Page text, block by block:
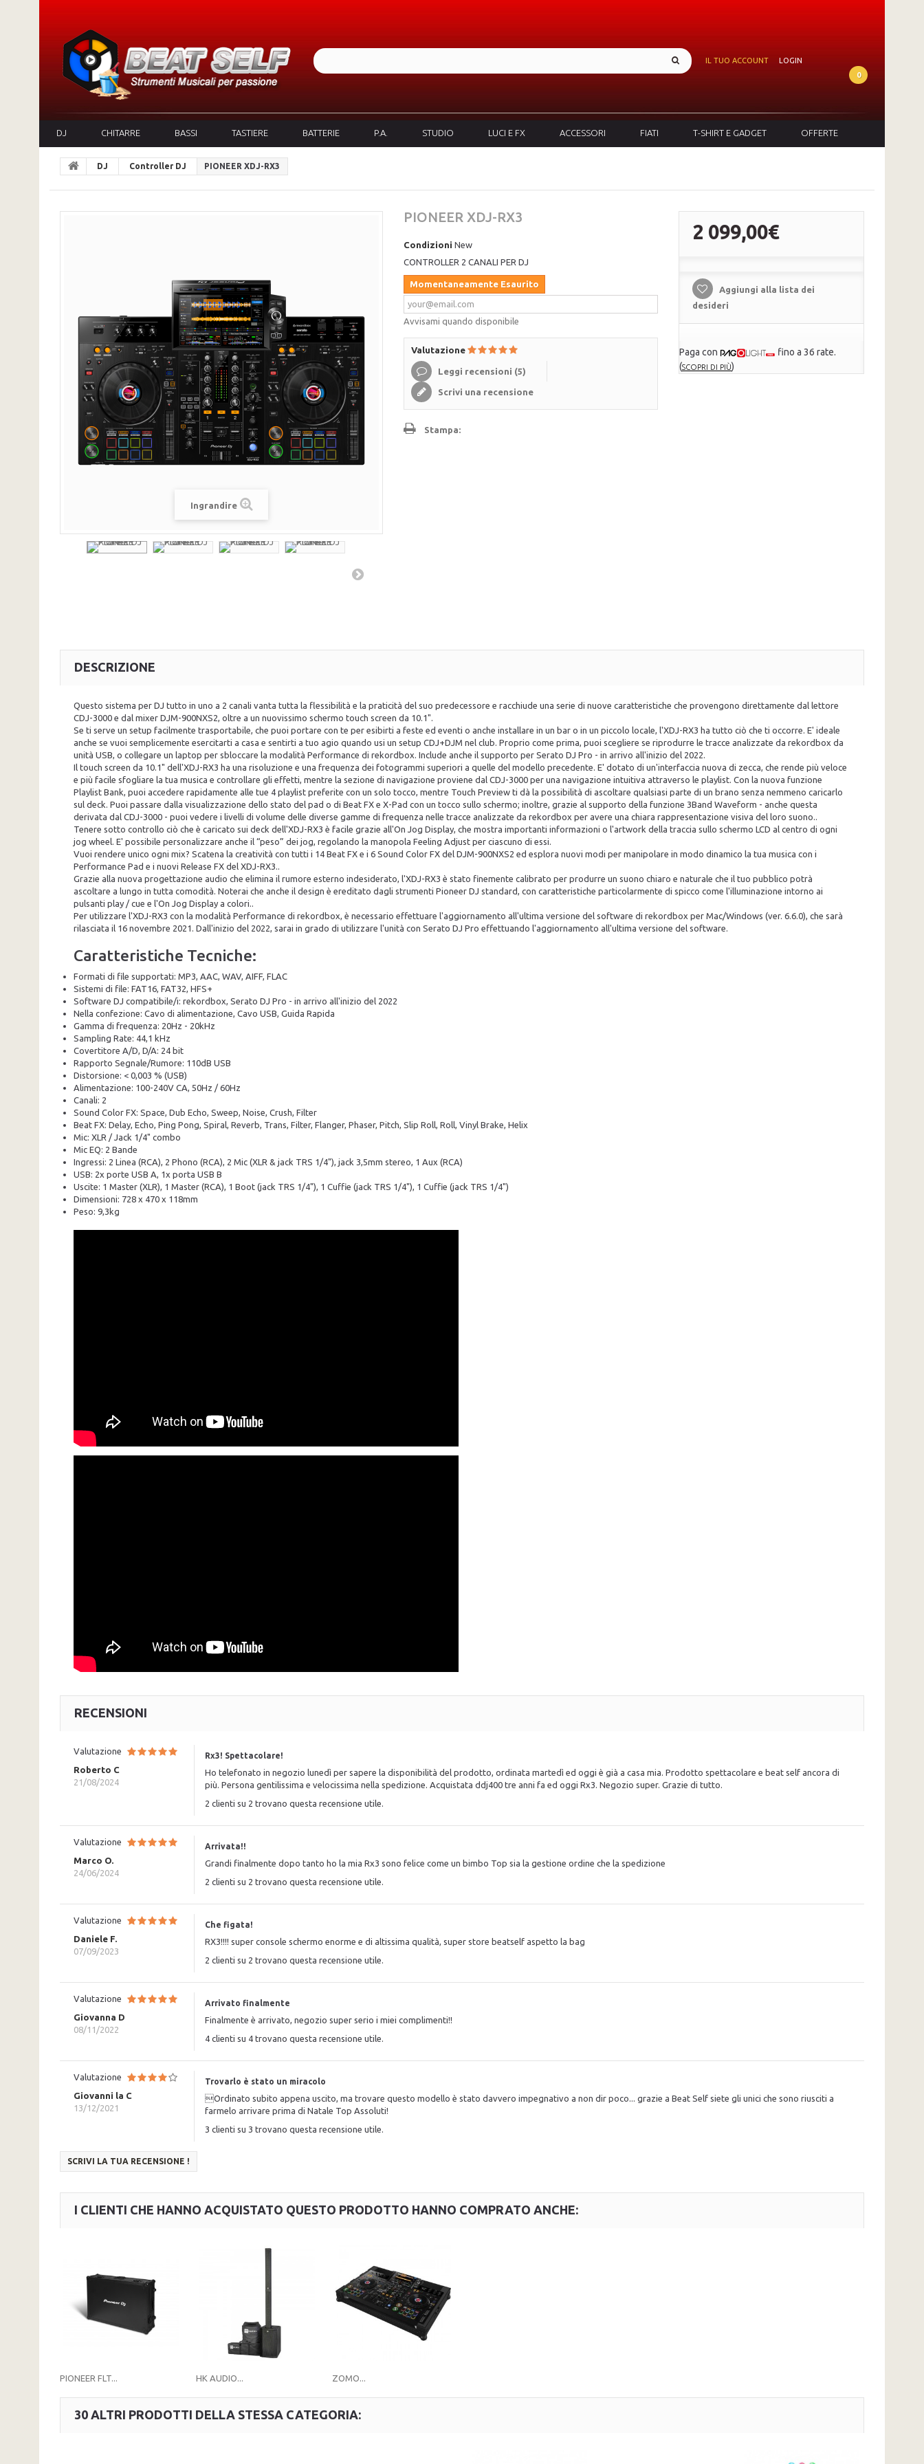
IL TUO ACCOUNT
LOGIN
0
DJ CHITARRE BASSI TASTIERE BATTERIE P.A. STUDIO LUCI E FX ACCESSORI FIATI T-SHIRT E GADGET OFFERTE
DJ Controller DJ PIONEER XDJ-RX3
Ingrandire
PIONEER XDJ-RX3
Condizioni New
CONTROLLER 2 CANALI PER DJ
Momentaneamente Esaurito
Avvisami quando disponibile
Valutazione
Leggi recensioni (5)
Scrivi una recensione
Stampa:
2 099,00€
Aggiungi alla lista dei
desideri
Paga con
fino a 36 rate.
(SCOPRI DI PIÙ)
DESCRIZIONE
Questo sistema per DJ tutto in uno a 2 canali vanta tutta la flessibilità e la praticità del suo predecessore e racchiude una serie di nuove caratteristiche che provengono direttamente dal lettore
CDJ-3000 e dal mixer DJM-900NXS2, oltre a un nuovissimo schermo touch screen da 10.1".
Se ti serve un setup facilmente trasportabile, che puoi portare con te per esibirti a feste ed eventi o anche installare in un bar o in un piccolo locale, l'XDJ-RX3 ha tutto ciò che ti occorre. E' ideale
anche se vuoi semplicemente esercitarti a casa e sentirti a tuo agio quando usi un setup CDJ+DJM nel club. Proprio come prima, puoi scegliere se riprodurre le tracce analizzate da rekordbox da
unità USB, o collegare un laptop per sbloccare la modalità Performance di rekordbox. Include anche il supporto per Serato DJ Pro - in arrivo all'inizio del 2022.
Il touch screen da 10.1" dell'XDJ-RX3 ha una risoluzione e una frequenza dei fotogrammi superiori a quelle del modello precedente. E' dotato di un'interfaccia nuova di zecca, che rende più veloce
e più facile sfogliare la tua musica e controllare gli effetti, mentre la sezione di navigazione proviene dal CDJ-3000 per una navigazione intuitiva attraverso le playlist. Con la nuova funzione
Playlist Bank, puoi accedere rapidamente alle tue 4 playlist preferite con un solo tocco, mentre Touch Preview ti dà la possibilità di ascoltare qualsiasi parte di un brano senza nemmeno caricarlo
sul deck. Puoi passare dalla visualizzazione dello stato del pad o di Beat FX e X-Pad con un tocco sullo schermo; inoltre, grazie al supporto della funzione 3Band Waveform - anche questa
derivata dal CDJ-3000 - puoi vedere i livelli di volume delle diverse gamme di frequenza nelle tracce analizzate da rekordbox per avere una chiara rappresentazione visiva del loro suono..
Tenere sotto controllo ciò che è caricato sui deck dell'XDJ-RX3 è facile grazie all'On Jog Display, che mostra importanti informazioni o l'artwork della traccia sullo schermo LCD al centro di ogni
jog wheel. E' possibile personalizzare anche il “peso” dei jog, regolando la manopola Feeling Adjust per ciascuno di essi.
Vuoi rendere unico ogni mix? Scatena la creatività con tutti i 14 Beat FX e i 6 Sound Color FX del DJM-900NXS2 ed esplora nuovi modi per manipolare in modo dinamico la tua musica con i
Performance Pad e i nuovi Release FX del XDJ-RX3..
Grazie alla nuova progettazione audio che elimina il rumore esterno indesiderato, l'XDJ-RX3 è stato finemente calibrato per produrre un suono chiaro e naturale che il tuo pubblico potrà
ascoltare a lungo in tutta comodità. Noterai che anche il design è ereditato dagli strumenti Pioneer DJ standard, con caratteristiche particolarmente di spicco come l'illuminazione intorno ai
pulsanti play / cue e l'On Jog Display a colori..
Per utilizzare l'XDJ-RX3 con la modalità Performance di rekordbox, è necessario effettuare l'aggiornamento all'ultima versione del software di rekordbox per Mac/Windows (ver. 6.6.0), che sarà
rilasciata il 16 novembre 2021. Dall'inizio del 2022, sarai in grado di utilizzare l'unità con Serato DJ Pro effettuando l'aggiornamento all'ultima versione del software.
Caratteristiche Tecniche:
Formati di file supportati: MP3, AAC, WAV, AIFF, FLAC
Sistemi di file: FAT16, FAT32, HFS+
Software DJ compatibile/i: rekordbox, Serato DJ Pro - in arrivo all'inizio del 2022
Nella confezione: Cavo di alimentazione, Cavo USB, Guida Rapida
Gamma di frequenza: 20Hz - 20kHz
Sampling Rate: 44,1 kHz
Covertitore A/D, D/A: 24 bit
Rapporto Segnale/Rumore: 110dB USB
Distorsione: < 0,003 % (USB)
Alimentazione: 100-240V CA, 50Hz / 60Hz
Canali: 2
Sound Color FX: Space, Dub Echo, Sweep, Noise, Crush, Filter
Beat FX: Delay, Echo, Ping Pong, Spiral, Reverb, Trans, Filter, Flanger, Phaser, Pitch, Slip Roll, Roll, Vinyl Brake, Helix
Mic: XLR / Jack 1/4" combo
Mic EQ: 2 Bande
Ingressi: 2 Linea (RCA), 2 Phono (RCA), 2 Mic (XLR & jack TRS 1/4"), jack 3,5mm stereo, 1 Aux (RCA)
USB: 2x porte USB A, 1x porta USB B
Uscite: 1 Master (XLR), 1 Master (RCA), 1 Boot (jack TRS 1/4"), 1 Cuffie (jack TRS 1/4"), 1 Cuffie (jack TRS 1/4")
Dimensioni: 728 x 470 x 118mm
Peso: 9,3kg
RECENSIONI
Valutazione
Roberto C
21/08/2024
Rx3! Spettacolare!
Ho telefonato in negozio lunedì per sapere la disponibilità del prodotto, ordinata martedì ed oggi è già a casa mia. Prodotto spettacolare e beat self ancora di
più. Persona gentilissima e velocissima nella spedizione. Acquistata ddj400 tre anni fa ed oggi Rx3. Negozio super. Grazie di tutto.
2 clienti su 2 trovano questa recensione utile.
Valutazione
Marco O.
24/06/2024
Arrivata!!
Grandi finalmente dopo tanto ho la mia Rx3 sono felice come un bimbo Top sia la gestione ordine che la spedizione
2 clienti su 2 trovano questa recensione utile.
Valutazione
Daniele F.
07/09/2023
Che figata!
RX3!!!! super console schermo enorme e di altissima qualità, super store beatself aspetto la bag
2 clienti su 2 trovano questa recensione utile.
Valutazione
Giovanna D
08/11/2022
Arrivato finalmente
Finalmente è arrivato, negozio super serio i miei complimenti!!
4 clienti su 4 trovano questa recensione utile.
Valutazione
Giovanni la C
13/12/2021
Trovarlo è stato un miracolo
Ordinato subito appena uscito, ma trovare questo modello è stato davvero impegnativo a non dir poco... grazie a Beat Self siete gli unici che sono riusciti a
farmelo arrivare prima di Natale Top Assoluti!
3 clienti su 3 trovano questa recensione utile.
SCRIVI LA TUA RECENSIONE !
I CLIENTI CHE HANNO ACQUISTATO QUESTO PRODOTTO HANNO COMPRATO ANCHE:
PIONEER FLT... HK AUDIO... ZOMO...
30 ALTRI PRODOTTI DELLA STESSA CATEGORIA: